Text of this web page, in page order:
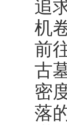
追
机
前
古
密
落